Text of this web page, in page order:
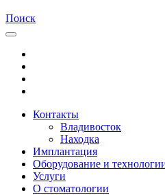
Поиск
Контакты
Владивосток
Находка
Имплантация
Оборудование и
Услуги
О стоматологии